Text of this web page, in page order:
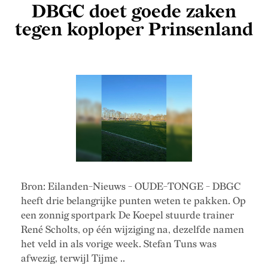
DBGC doet goede zaken
tegen koploper Prinsenland
Bron: Eilanden-Nieuws - OUDE-TONGE - DBGC
heeft drie belangrijke punten weten te pakken. Op
een zonnig sportpark De Koepel stuurde trainer
René Scholts, op één wijziging na, dezelfde namen
het veld in als vorige week. Stefan Tuns was
afwezig, terwijl Tijme ..